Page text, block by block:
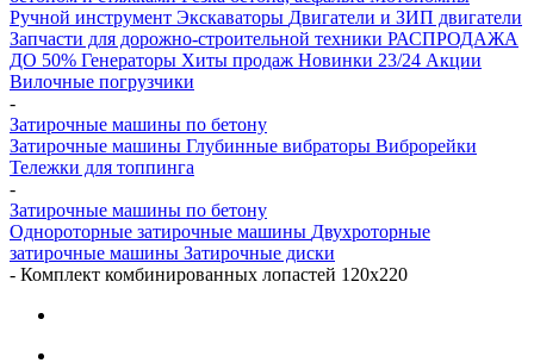
Ручной инструмент Экскаваторы Двигатели и ЗИП двигатели
Запчасти для дорожно-строительной техники РАСПРОДАЖА
ДО 50% Генераторы Хиты продаж Новинки 23/24 Акции
Вилочные погрузчики
-
Затирочные машины по бетону
Затирочные машины Глубинные вибраторы Виброрейки
Тележки для топпинга
-
Затирочные машины по бетону
Однороторные затирочные машины Двухроторные
затирочные машины Затирочные диски
- Комплект комбинированных лопастей 120х220